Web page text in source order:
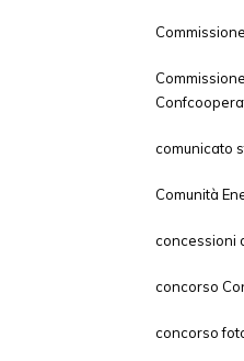
comunicato
Comunità
concessioni
concorso
concorso